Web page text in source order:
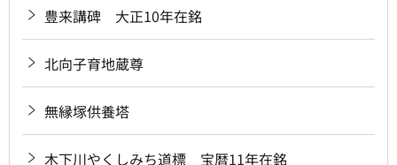
豊来講碑 大正10年在銘
北向子育地蔵尊
無縁塚供養塔
木下川やくしみち道標 宝暦11年在銘